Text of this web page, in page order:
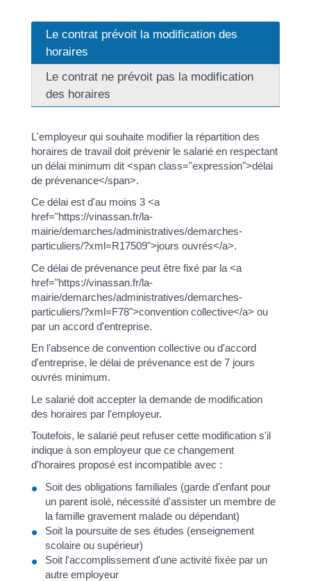
Le contrat prévoit la modification des
horaires
Le contrat ne prévoit pas la modification
des horaires
L'employeur qui souhaite modifier la répartition des
horaires de travail doit prévenir le salarié en respectant
un délai minimum dit <span class="expression">délai
de prévenance</span>.
Ce délai est d'au moins 3 <a
href="https://vinassan.fr/la-
mairie/demarches/administratives/demarches-
particuliers/?xml=R17509">jours ouvrés</a>.
Ce délai de prévenance peut être fixé par la <a
href="https://vinassan.fr/la-
mairie/demarches/administratives/demarches-
particuliers/?xml=F78">convention collective</a> ou
par un accord d'entreprise.
En l'absence de convention collective ou d'accord
d'entreprise, le délai de prévenance est de 7 jours
ouvrés minimum.
Le salarié doit accepter la demande de modification
des horaires par l'employeur.
Toutefois, le salarié peut refuser cette modification s'il
indique à son employeur que ce changement
d'horaires proposé est incompatible avec :
Soit des obligations familiales (garde d'enfant pour
un parent isolé, nécessité d'assister un membre de
la famille gravement malade ou dépendant)
Soit la poursuite de ses études (enseignement
scolaire ou supérieur)
Soit l'accomplissement d'une activité fixée par un
autre employeur